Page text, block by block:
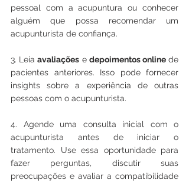
pessoal com a acupuntura ou conhecer
alguém que possa recomendar um
acupunturista de confiança.
3. Leia avaliações e depoimentos online de
pacientes anteriores. Isso pode fornecer
insights sobre a experiência de outras
pessoas com o acupunturista.
4. Agende uma consulta inicial com o
acupunturista antes de iniciar o
tratamento. Use essa oportunidade para
fazer perguntas, discutir suas
preocupações e avaliar a compatibilidade